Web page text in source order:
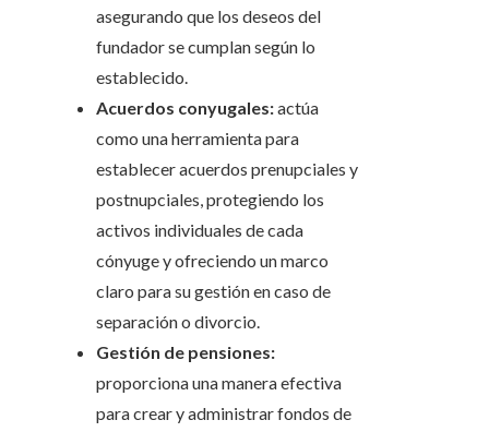
asegurando que los deseos del
fundador se cumplan según lo
establecido.
Acuerdos conyugales:actúa
como una herramienta para
establecer acuerdos prenupciales y
postnupciales, protegiendo los
activos individuales de cada
cónyuge y ofreciendo un marco
claro para su gestión en caso de
separación o divorcio.
Gestión de pensiones:
proporciona una manera efectiva
para crear y administrar fondos de